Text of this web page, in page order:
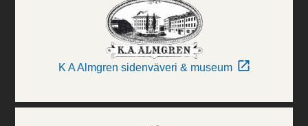
K A Almgren sidenväveri & museum